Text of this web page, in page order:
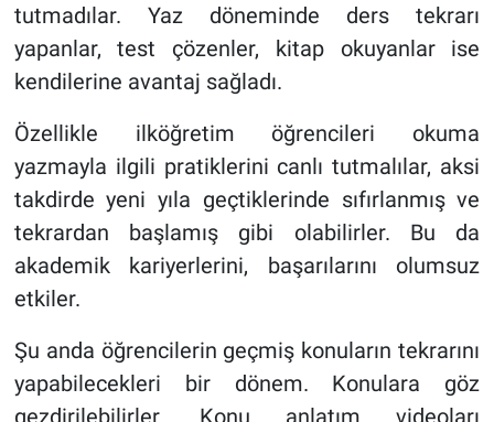
tutmadılar. Yaz döneminde ders tekrarı
yapanlar, test çözenler, kitap okuyanlar ise
kendilerine avantaj sağladı.
Özellikle ilköğretim öğrencileri okuma
yazmayla ilgili pratiklerini canlı tutmalılar, aksi
takdirde yeni yıla geçtiklerinde sıfırlanmış ve
tekrardan başlamış gibi olabilirler. Bu da
akademik kariyerlerini, başarılarını olumsuz
etkiler.
Şu anda öğrencilerin geçmiş konuların tekrarını
yapabilecekleri bir dönem. Konulara göz
gezdirilebilirler. Konu anlatım videoları